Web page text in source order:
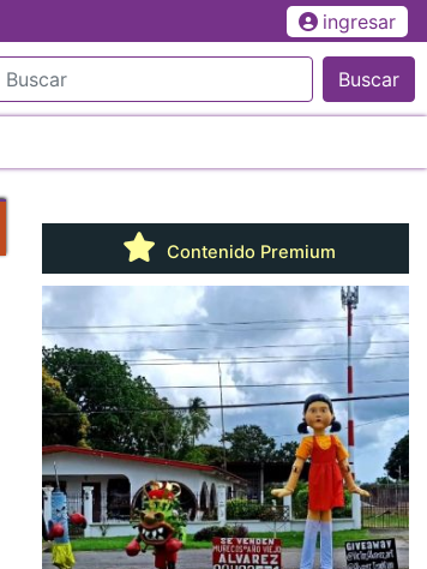
ingresar
Buscar
Contenido Premium